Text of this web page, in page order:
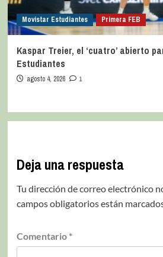
Movistar Estudiantes Primera FEB
Kaspar Treier, el ‘cuatro’ abierto
Estudiantes
agosto 4, 2026 1
Deja una respuesta
Tu dirección de correo electrónico
campos obligatorios están
Comentario *